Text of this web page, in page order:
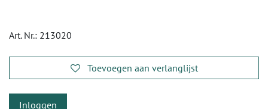
Art. Nr.: 213020
Toevoegen aan verlanglijst
Inloggen